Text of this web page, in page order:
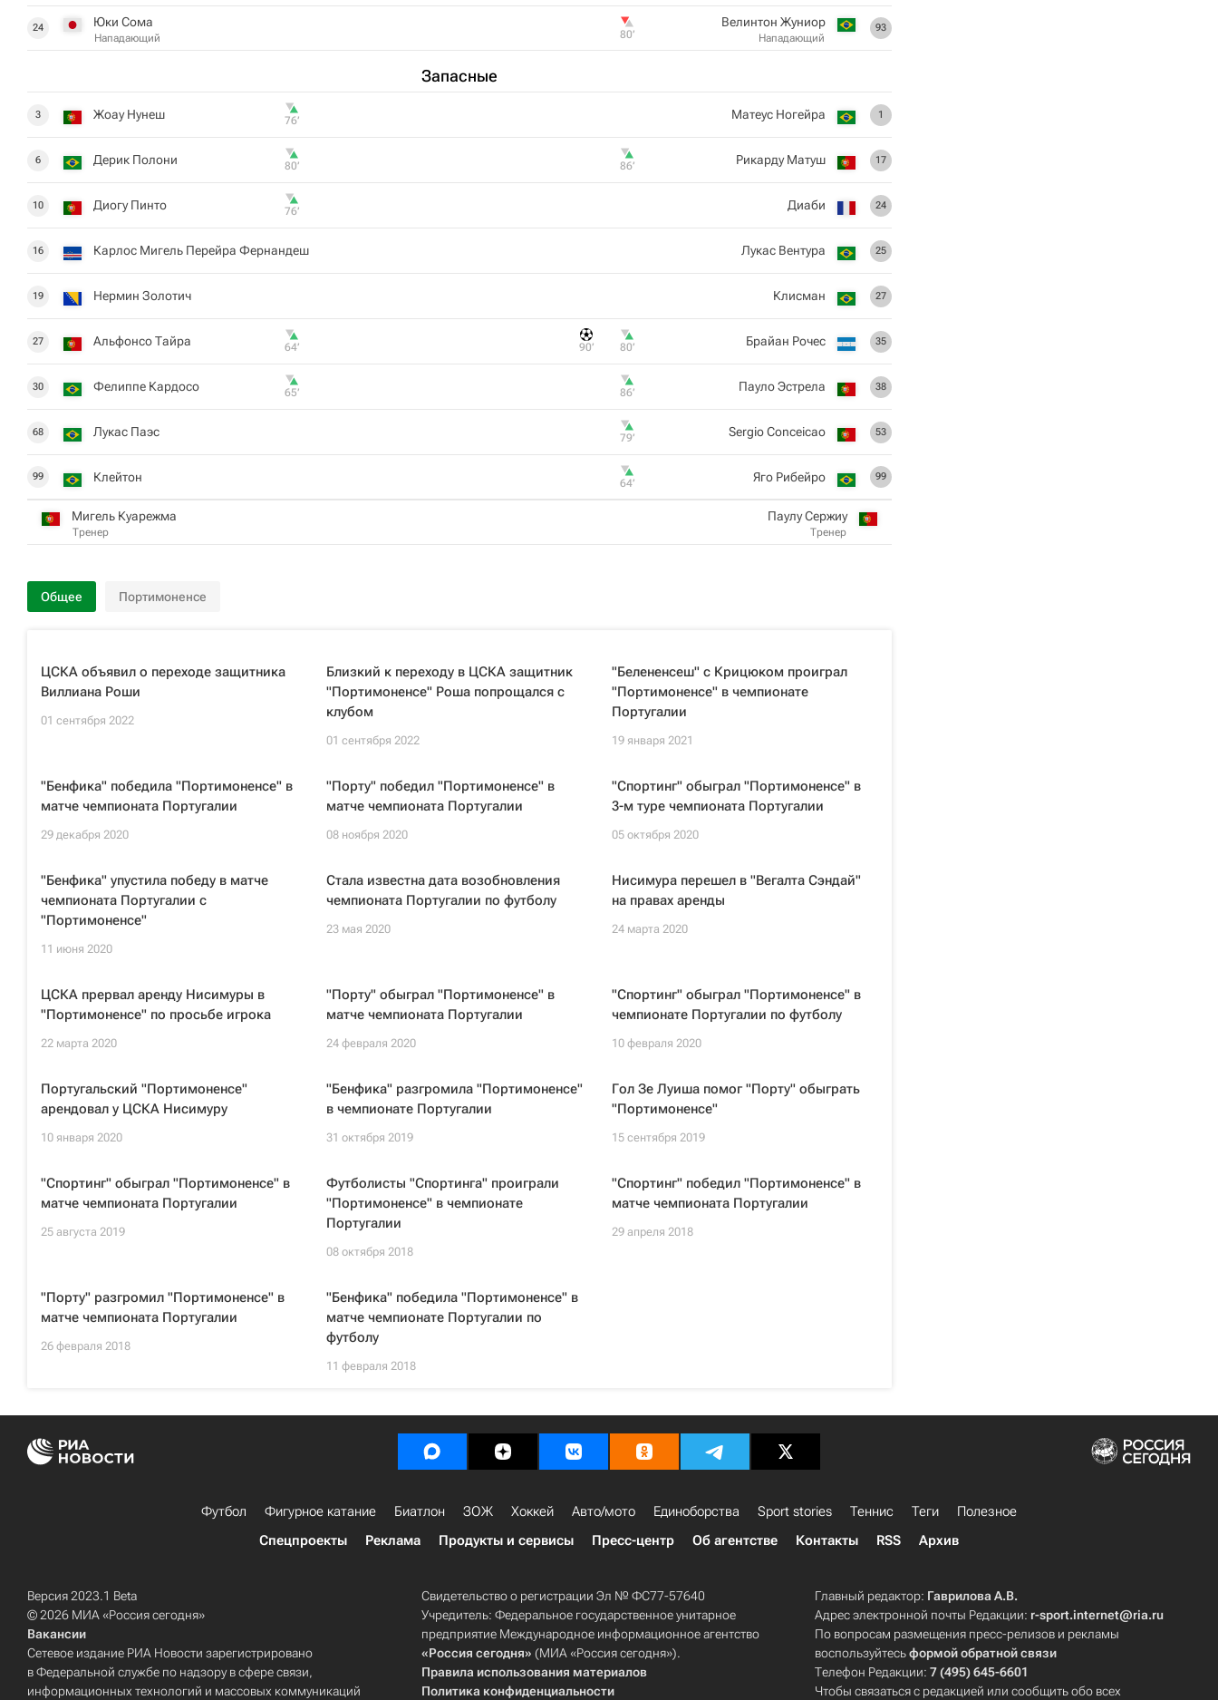
24 Юки Сома
Нападающий
Запасные
3 Жоау Нунеш 76‎’‎
6 Дерик Полони 80‎’‎
10 Диогу Пинто 76‎’‎
16 Карлос Мигель Перейра Фернандеш
19 Нермин Золотич
27 Альфонсо Тайра 64‎’‎
30 Фелиппе Кардосо 65‎’‎
68 Лукас Паэс
99 Клейтон
Мигель Куарежма
Тренер
93
Велинтон Жуниор
Нападающий
80‎’‎
1
Матеус Ногейра
17
Рикарду Матуш
86‎’‎
24
Диаби
25
Лукас Вентура
27
Клисман
35
Брайан Рочес
80‎’‎
90‎’‎
38
Пауло Эстрела
86‎’‎
53
Sergio Conceicao
79‎’‎
99
Яго Рибейро
64‎’‎
Паулу Сержиу
Тренер
Общее Портимоненсе
ЦСКА объявил о переходе защитника
Виллиана Роши
01 сентября 2022
Близкий к переходу в ЦСКА защитник
"Портимоненсе" Роша попрощался с
клубом
01 сентября 2022
"Белененсеш" с Крицюком проиграл
"Портимоненсе" в чемпионате
Португалии
19 января 2021
"Бенфика" победила "Портимоненсе" в
матче чемпионата Португалии
29 декабря 2020
"Порту" победил "Портимоненсе" в
матче чемпионата Португалии
08 ноября 2020
"Спортинг" обыграл "Портимоненсе" в
3-м туре чемпионата Португалии
05 октября 2020
"Бенфика" упустила победу в матче
чемпионата Португалии с
"Портимоненсе"
11 июня 2020
Стала известна дата возобновления
чемпионата Португалии по футболу
23 мая 2020
Нисимура перешел в "Вегалта Сэндай"
на правах аренды
24 марта 2020
ЦСКА прервал аренду Нисимуры в
"Портимоненсе" по просьбе игрока
22 марта 2020
"Порту" обыграл "Портимоненсе" в
матче чемпионата Португалии
24 февраля 2020
"Спортинг" обыграл "Портимоненсе" в
чемпионате Португалии по футболу
10 февраля 2020
Португальский "Портимоненсе"
арендовал у ЦСКА Нисимуру
10 января 2020
"Бенфика" разгромила "Портимоненсе"
в чемпионате Португалии
31 октября 2019
Гол Зе Луиша помог "Порту" обыграть
"Портимоненсе"
15 сентября 2019
"Спортинг" обыграл "Портимоненсе" в
матче чемпионата Португалии
25 августа 2019
Футболисты "Спортинга" проиграли
"Портимоненсе" в чемпионате
Португалии
08 октября 2018
"Спортинг" победил "Портимоненсе" в
матче чемпионата Португалии
29 апреля 2018
"Порту" разгромил "Портимоненсе" в
матче чемпионата Португалии
26 февраля 2018
"Бенфика" победила "Портимоненсе" в
матче чемпионате Португалии по
футболу
11 февраля 2018
Футбол Фигурное катание Биатлон ЗОЖ Хоккей Авто/мото Единоборства Sport stories Теннис Теги
Полезное
Спецпроекты
Реклама Продукты и сервисы Пресс-центр Об агентстве Контакты RSS Архив
Версия 2023.1 Beta
© 2026 МИА «Россия сегодня»
Вакансии
Сетевое издание РИА Новости зарегистрировано
в Федеральной службе по надзору в сфере связи,
информационных технологий и массовых коммуникаций
Свидетельство о регистрации Эл № ФС77-57640
Учредитель: Федеральное государственное унитарное
предприятие Международное информационное агентство
«Россия сегодня» (МИА «Россия сегодня»).
Правила использования материалов
Политика конфиденциальности
Главный редактор: Гаврилова А.В.
Адрес электронной почты Редакции: r-sport.internet@ria.ru
По вопросам размещения пресс-релизов и рекламы
воспользуйтесьформой обратной связи
Телефон Редакции:7 (495) 645-6601
Чтобы связаться с редакцией или сообщить обо всех